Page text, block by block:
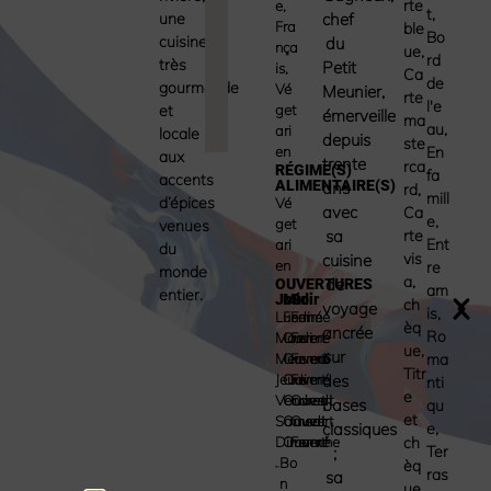
une
cuisine
très
gourmande
et
locale
aux
accents
d’épices
venues
du
monde
entier.
chef
du
Petit
Meunier,
émerveille
depuis
trente
ans
avec
sa
cuisine
de
voyage
ancrée
sur
des
bases
classiques
;
sa
rte
ble
ue,
Ca
rte
ma
ste
rca
rd,
Ca
rte
vis
a,
ch
èq
ue,
Titr
e
et
ch
èq
t,
Bo
rd
de
l'e
au,
En
fa
mill
e,
Ent
re
am
is,
Ro
ma
nti
qu
e,
Ter
ras
e,
Fra
nça
is,
Vé
get
ari
en
RÉGIME(S)
ALIMENTAIRE(S)
Vé
get
ari
en
OUVERTURES
Jour
Lundi
Mardi
Mercredi
Jeudi
Vendredi
Samedi
Dimanche
Midi
Fermé
Ouvert
Ouvert
Ouvert
Ouvert
Ouvert
Ouvert
Soir
Fermé
Fermé
Fermé
Fermé
Ouvert
Ouvert
Fermé
Bo
N